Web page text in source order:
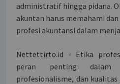
administratif hingga pidana.
akuntan harus memahami
profesi akuntansi dalam
Nettettirto.id - Etika
peran penting dalam
profesionalisme, dan